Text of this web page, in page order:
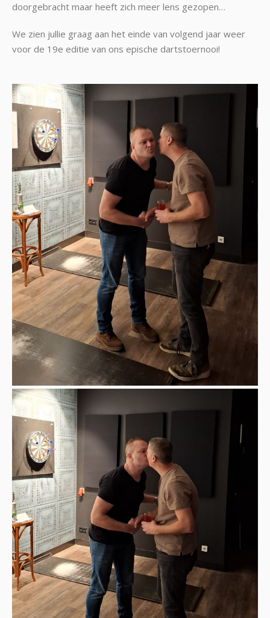
doorgebracht maar heeft zich meer lens gezopen…
We zien jullie graag aan het einde van volgend jaar weer
voor de 19e editie van ons epische dartstoernooi!